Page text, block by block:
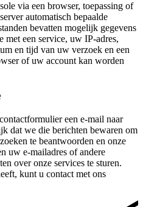
via een browser, toepassing of
automatisch bepaalde
bevatten mogelijk gegevens
een service, uw IP-adres,
en tijd van uw verzoek en een
of uw account kan worden
een e-mail naar
dat we die berichten bewaren om
te beantwoorden en onze
uw e-mailadres of andere
over onze services te sturen.
kunt u contact met ons